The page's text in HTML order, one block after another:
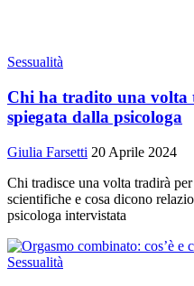
Sessualità
Chi ha tradito una volta
spiegata dalla psicologa
Giulia Farsetti 20 Aprile 2024
Chi tradisce una volta tradirà
scientifiche e cosa dicono
psicologa intervistata
Sessualità